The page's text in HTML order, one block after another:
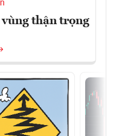
thận trọng